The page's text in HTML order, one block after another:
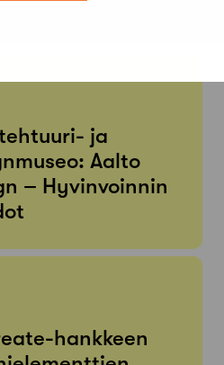
ja
Aalto
– Hyvinvoinnin
hankkeen